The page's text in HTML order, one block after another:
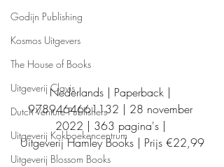
Godijn Publishing
Kosmos Uitgevers
The House of Books
Uitgeverij Clavis
Dutch Venture Publishers
Uitgeverij Kokboekencentrum
Uitgeverij Blossom Books
Nederlands | Paperback |
9789464661132 | 28 november
2022 | 363 pagina's |
Uitgeverij Hamley Books | Prijs €22,99